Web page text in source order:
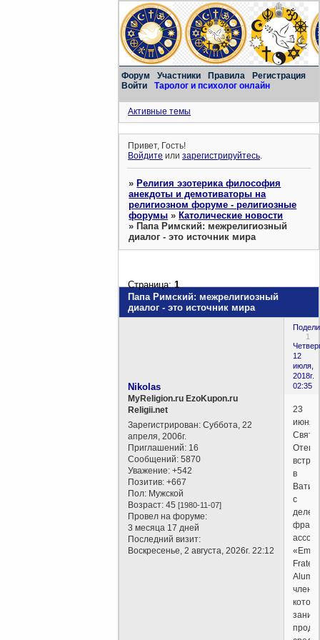
Форум Участники Правила
Регистрация
Войти
Таролог и психолог онлайн
Активные темы
Привет, Гость!
Войдите илизарегистрируйтесь.
»Религия эзотерика философия
анекдоты и демотиваторы на
религиозном форуме - религиозные
форумы »Католические новости
»Папа Римский: межрелигиозный
диалог - это источник мира
Папа Римский: межрелигиозный
диалог - это источник мира
Страница:1
1
12
июля,
2018г.
02:35
Nikolas
MyReligion.ru EzoKupon.ru
Religii.net
Зарегистрирован: Суббота, 22
апреля, 2006г.
Приглашений: 16
Сообщений: 5870
Уважение: +542
Позитив: +667
Пол: Мужской
Возраст: 45[1980-11-07]
Провел на форуме:
3 месяца 17 дней
Последний визит:
Воскресенье, 2 августа, 2026г. 22:12
23
июня
Отец
в
с
члены